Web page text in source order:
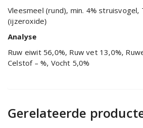
Vleesmeel (rund), min. 4% struisvogel,
(ijzeroxide)
Analyse
Ruw eiwit 56,0%, Ruw vet 13,0%,
Celstof – %, Vocht 5,0%
Gerelateerde